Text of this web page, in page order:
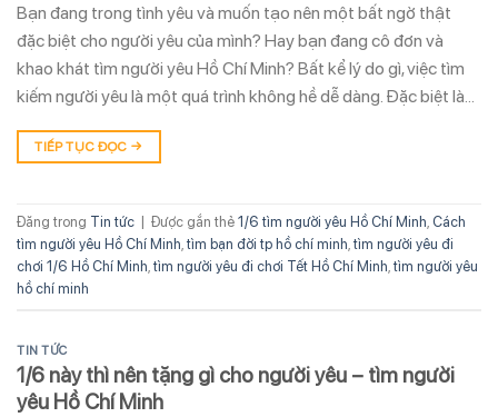
Bạn đang trong tình yêu và muốn tạo nên một bất ngờ thật
đặc biệt cho người yêu của mình? Hay bạn đang cô đơn và
khao khát tìm người yêu Hồ Chí Minh? Bất kể lý do gì, việc tìm
kiếm người yêu là một quá trình không hề dễ dàng. Đặc biệt là…
TIẾP TỤC ĐỌC →
Đăng trong Tin tức Được gắn thẻ 1/6 tìm người yêu Hồ Chí Minh Cách
tìm người yêu Hồ Chí Minh tìm bạn đời tp hồ chí minh tìm người yêu đi
chơi 1/6 Hồ Chí Minh tìm người yêu đi chơi Tết Hồ Chí Minh tìm người yêu
hồ chí minh
TIN TỨC
1/6 này thì nên tặng gì cho người yêu – tìm người
yêu Hồ Chí Minh